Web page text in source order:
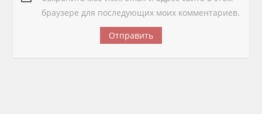
браузере для последующих моих комментариев.